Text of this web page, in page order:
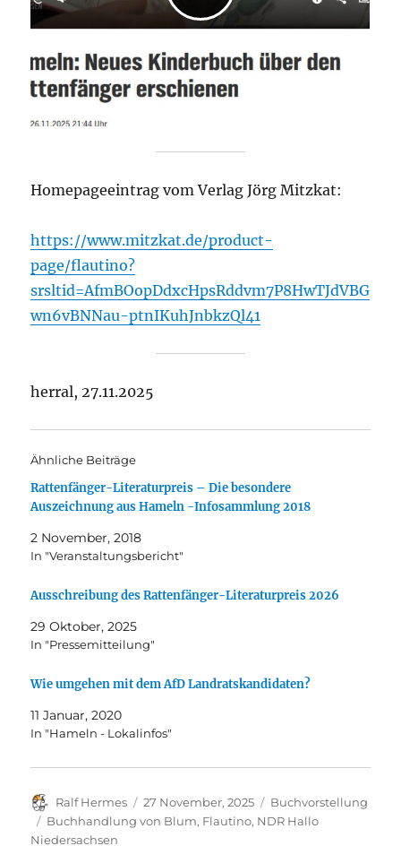
Homepageeintrag vom Verlag Jörg Mitzkat:
https://www.mitzkat.de/product-
page/flautino?
srsltid=AfmBOopDdxcHpsRddvm7P8HwTJdVBG
wn6vBNNau-ptnIKuhJnbkzQl41
herral, 27.11.2025
Ähnliche Beiträge
Rattenfänger-Literaturpreis – Die besondere
Auszeichnung aus Hameln -Infosammlung 2018
2 November, 2018
In "Veranstaltungsbericht"
Ausschreibung des Rattenfänger-Literaturpreis 2026
29 Oktober, 2025
In "Pressemitteilung"
Wie umgehen mit dem AfD Landratskandidaten?
11 Januar, 2020
In "Hameln - Lokalinfos"
Autor
Ralf Hermes
Veröffentlicht
am
27 November, 2025 Kategorien
Buchvorstellung
Schlagwörter
Buchhandlung von Blum, Flautino, NDR Hallo
Niedersachsen